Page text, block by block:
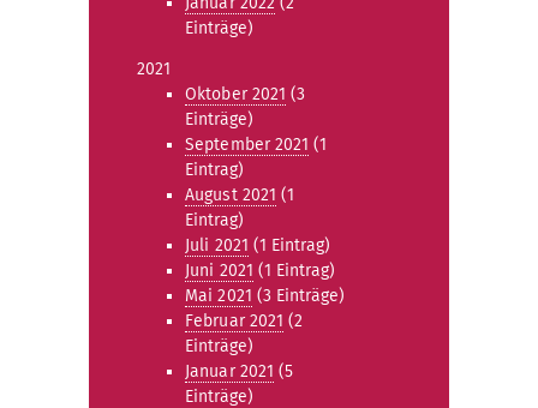
Einträge)
2021
Oktober 2021 (3
Einträge)
September 2021 (1
Eintrag)
August 2021 (1
Eintrag)
Juli 2021 (1 Eintrag)
Juni 2021 (1 Eintrag)
Mai 2021 (3 Einträge)
Februar 2021 (2
Einträge)
Januar 2021 (5
Einträge)